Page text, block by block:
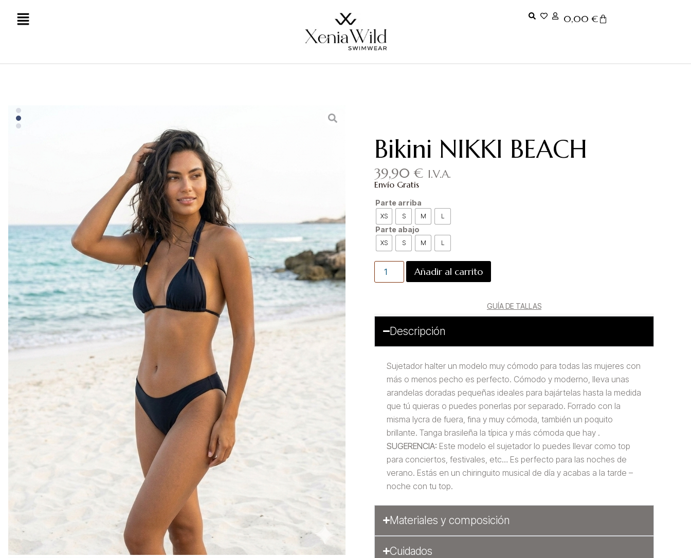
0,00 €
Bikini NIKKI BEACH
39,90 € I.V.A.
Envío Gratis
Parte arriba
XS S M L
Parte abajo
XS S M L
Añadir al carrito
GUÍA DE TALLAS
Descripción
Sujetador halter un modelo muy cómodo para todas las mujeres con
más o menos pecho es perfecto. Cómodo y moderno, lleva unas
arandelas doradas pequeñas ideales para bajártelas hasta la medida
que tú quieras o puedes ponerlas por separado. Forrado con la
misma lycra de fuera, fina y muy cómoda, también un poquito
brillante. Tanga brasileña la típica y más cómoda que hay .
SUGERENCIA: Este modelo el sujetador lo puedes llevar como top
para conciertos, festivales, etc… Es perfecto para las noches de
verano. Estás en un chiringuito musical de día y acabas a la tarde –
noche con tu top.
Materiales y composición
Cuidados